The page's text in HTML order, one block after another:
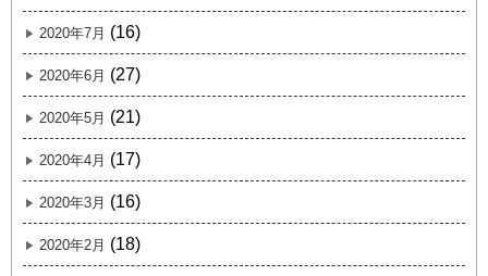
2020年7月 (16)
2020年6月 (27)
2020年5月 (21)
2020年4月 (17)
2020年3月 (16)
2020年2月 (18)